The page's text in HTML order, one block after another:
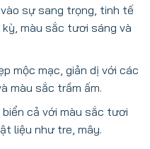
sự sang trọng, tinh tế
màu sắc tươi sáng và
mộc mạc, giản dị với các
màu sắc trầm ấm.
cả với màu sắc tươi
liệu như tre, mây.